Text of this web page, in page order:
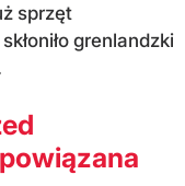
sprzęt
grenlandzki